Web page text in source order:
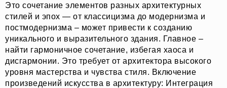
Это сочетание элементов разных архитектурных
стилей и эпох — от классицизма до модернизма и
постмодернизма – может привести к созданию
уникального и выразительного здания. Главное –
найти гармоничное сочетание, избегая хаоса и
дисгармонии. Это требует от архитектора высокого
уровня мастерства и чувства стиля. Включение
произведений искусства в архитектуру: Интеграция